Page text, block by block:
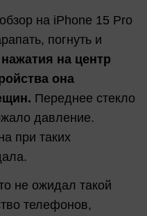
на iPhone 15 Pro
погнуть и
на центр
она
Переднее стекло
давление.
при таких
не ожидал такой
телефонов,